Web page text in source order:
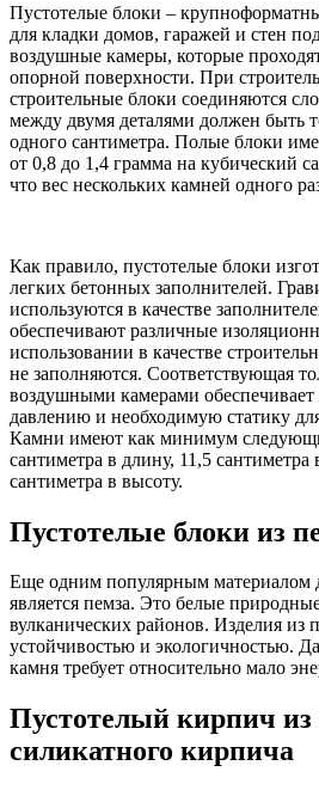
Пустотелые блоки –
для кладки домов, гаражей и стен
воздушные камеры, которые
опорной поверхности. При
строительные блоки соединяются
между двумя деталями должен быть
одного сантиметра. Полые блоки
от 0,8 до 1,4 грамма на кубический
что вес нескольких камней одного
Как правило, пустотелые блоки
легких бетонных заполнителей.
используются в качестве
обеспечивают различные
использовании в качестве
не заполняются. Соответствующая
воздушными камерами обеспечивает
давлению и необходимую статику
Камни имеют как минимум
сантиметра в длину, 11,5
сантиметра в высоту.
Пустотелые блоки из
Еще одним популярным материалом
является пемза. Это белые
вулканических районов. Изделия из
устойчивостью и экологичностью.
камня требует относительно мало
Пустотелый кирпич из
силикатного кирпича